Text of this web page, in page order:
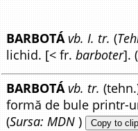
BARBOTÁ vb. I. tr. (
lichid. [< fr.barboter]. (
BARBOTÁ vb. tr.
formă de bule printr-
(Sursa: MDN ) Copy to